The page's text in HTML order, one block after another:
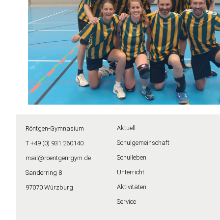
Röntgen-Gymnasium
T +49 (0) 931 260140
mail@roentgen-gym.de
Sanderring 8
97070 Würzburg
Aktuell
Schulgemeinschaft
Schulleben
Unterricht
Aktivitäten
Service